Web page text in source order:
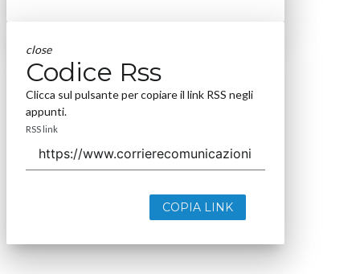
close
Codice Rss
Clicca sul pulsante per copiare il link RSS negli
appunti.
RSS link
COPIA LINK